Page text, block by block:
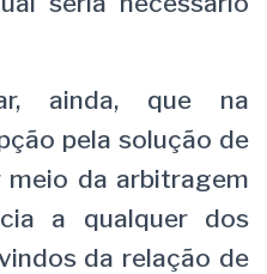
ainda, que na
pela solução de
da arbitragem
a qualquer dos
da relação de